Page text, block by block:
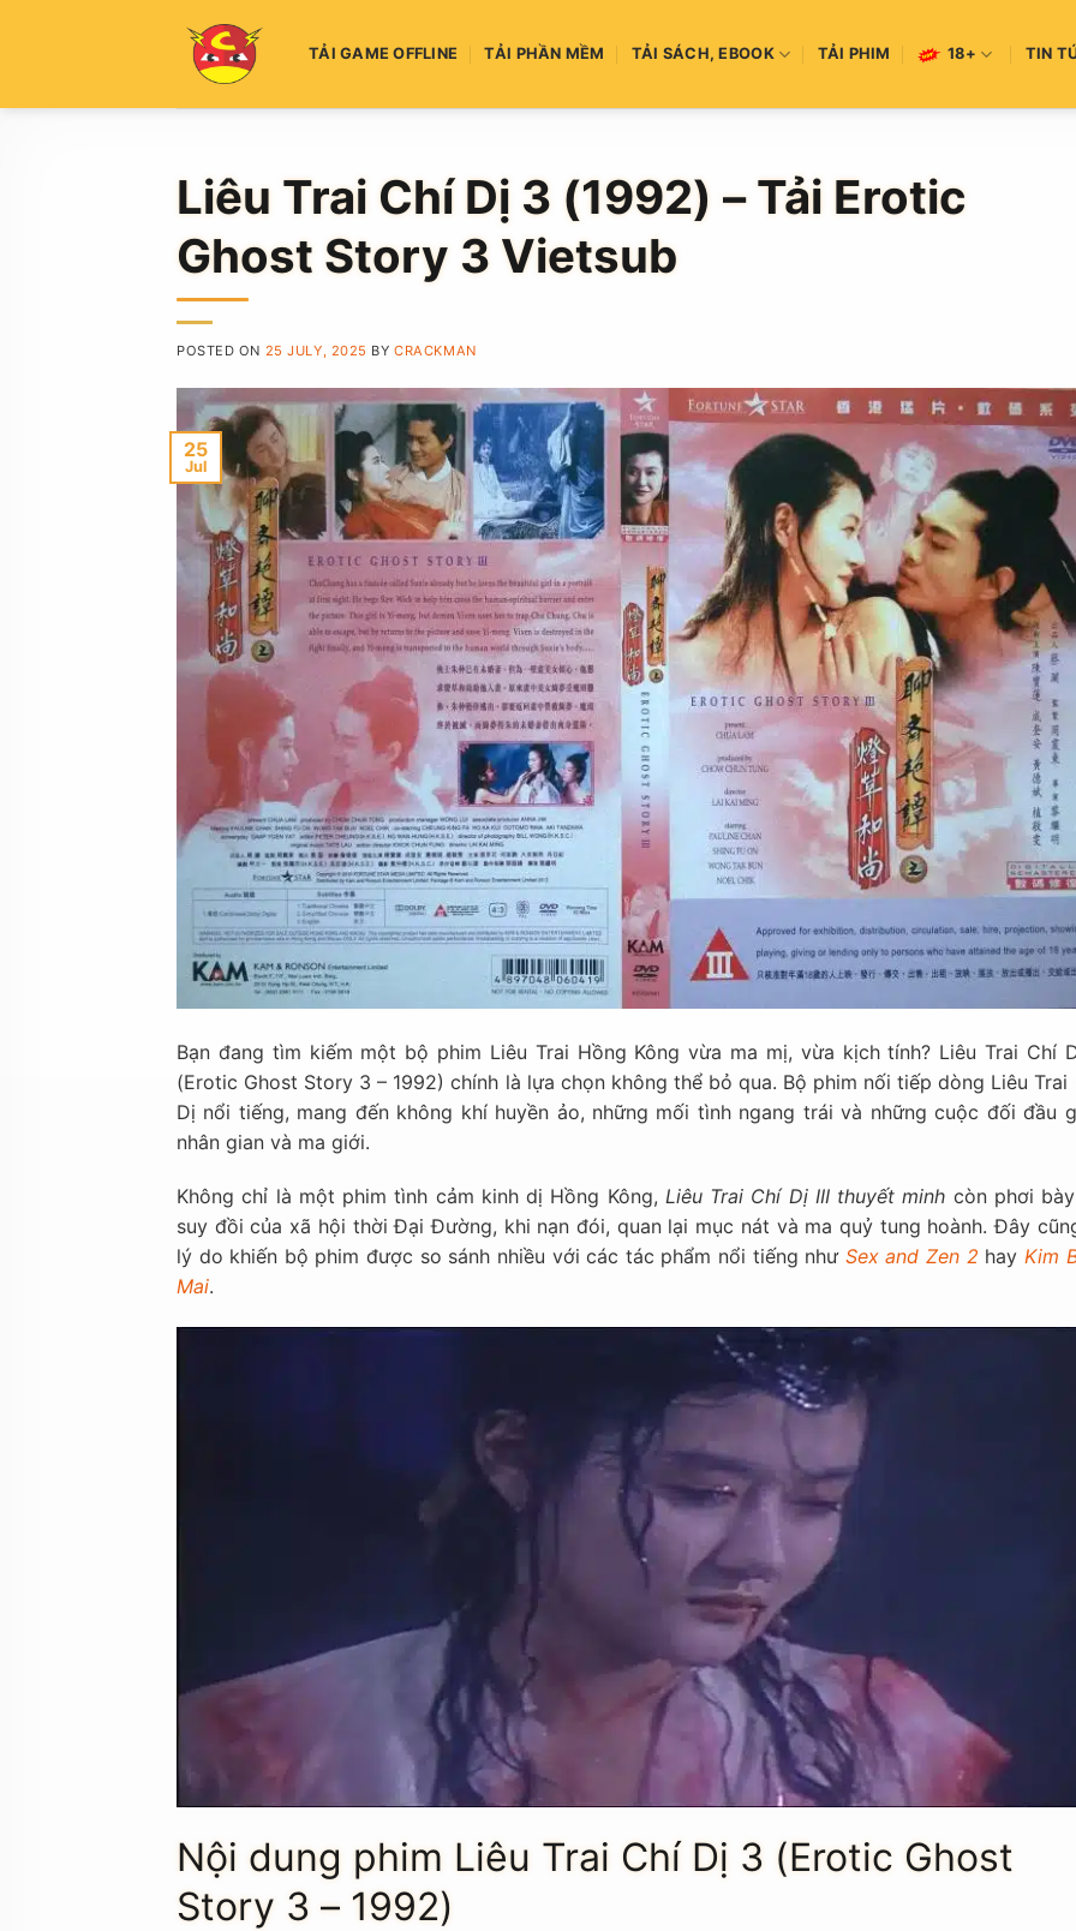
TẢI GAME OFFLINE TẢI PHẦN MỀM TẢI SÁCH, EBOOK TẢI PHIM 18+ TIN
Liêu Trai Chí Dị 3 (1992) – Tải Erotic
Ghost Story 3 Vietsub
POSTED ON 25 JULY, 2025 BYCRACKMAN
25
Jul
Bạn đang tìm kiếm một bộ phim Liêu Trai Hồng Kông vừa ma mị, vừa kịch tính? Liêu Trai Chí
(Erotic Ghost Story 3 – 1992) chính là lựa chọn không thể bỏ qua. Bộ phim nối tiếp dòng Liêu Trai
Dị nổi tiếng, mang đến không khí huyền ảo, những mối tình ngang trái và những cuộc đối đầu
nhân gian và ma giới.
Không chỉ là một phim tình cảm kinh dị Hồng Kông, Liêu Trai Chí Dị III thuyết minh còn phơi
suy đồi của xã hội thời Đại Đường, khi nạn đói, quan lại mục nát và ma quỷ tung hoành. Đây
lý do khiến bộ phim được so sánh nhiều với các tác phẩm nổi tiếng như Sex and Zen 2 hay Kim
Mai.
Nội dung phim Liêu Trai Chí Dị 3 (Erotic Ghost
Story 3 – 1992)